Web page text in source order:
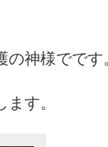
の神様でです
す。